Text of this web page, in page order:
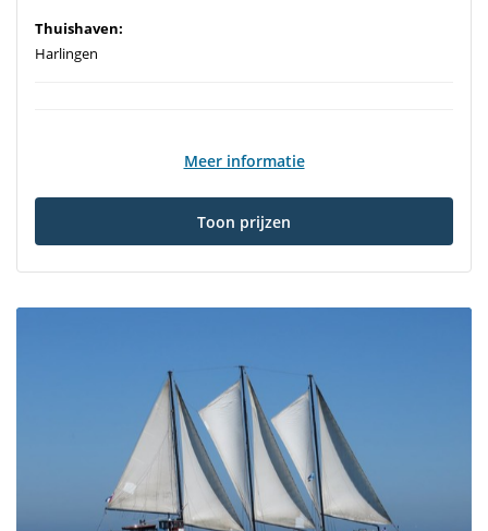
Thuishaven:
Harlingen
Meer informatie
Toon prijzen